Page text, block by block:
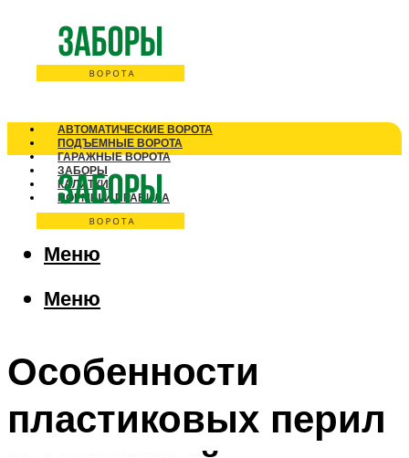
АВТОМАТИЧЕСКИЕ ВОРОТА
ПОДЪЕМНЫЕ ВОРОТА
ГАРАЖНЫЕ ВОРОТА
ЗАБОРЫ
КАЛИТКИ
НОРМЫ И ПРАВИЛА
Меню
Меню
Особенности
пластиковых перил